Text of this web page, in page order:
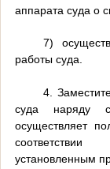
аппарата суда о
7)
работы суда.
4.
суда наряду с
осуществляет
установленным